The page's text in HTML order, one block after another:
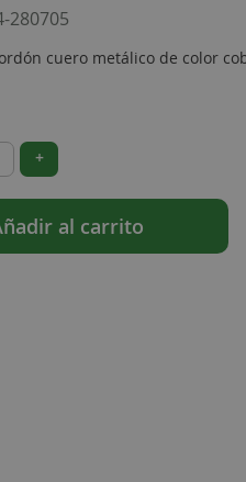
280705
cuero metálico de color
+
al carrito